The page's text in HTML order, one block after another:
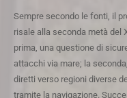
Sempre secondo le fonti, il
risale alla seconda metà del
prima, una questione di
attacchi via mare; la
diretti verso regioni diverse
tramite la navigazione.